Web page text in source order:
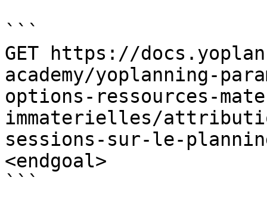
```
GET https://
academy/yoplanning-
options-ressources-
immaterielles/
sessions-sur-le-
<endgoal>
```